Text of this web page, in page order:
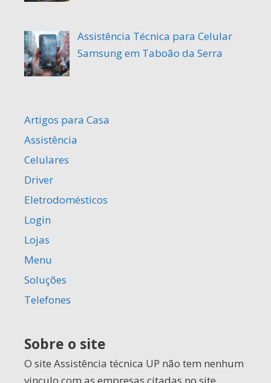
Assistência Técnica para Celular
Samsung em Taboão da Serra
Artigos para Casa
Assistência
Celulares
Driver
Eletrodomésticos
Login
Lojas
Menu
Soluções
Telefones
Sobre o site
O site Assistência técnica UP não tem nenhum
vinculo com as empresas citadas no site.